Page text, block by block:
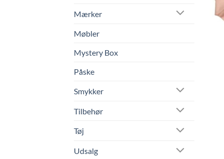
Mærker
Møbler
Mystery Box
Påske
Smykker
Tilbehør
Tøj
Udsalg